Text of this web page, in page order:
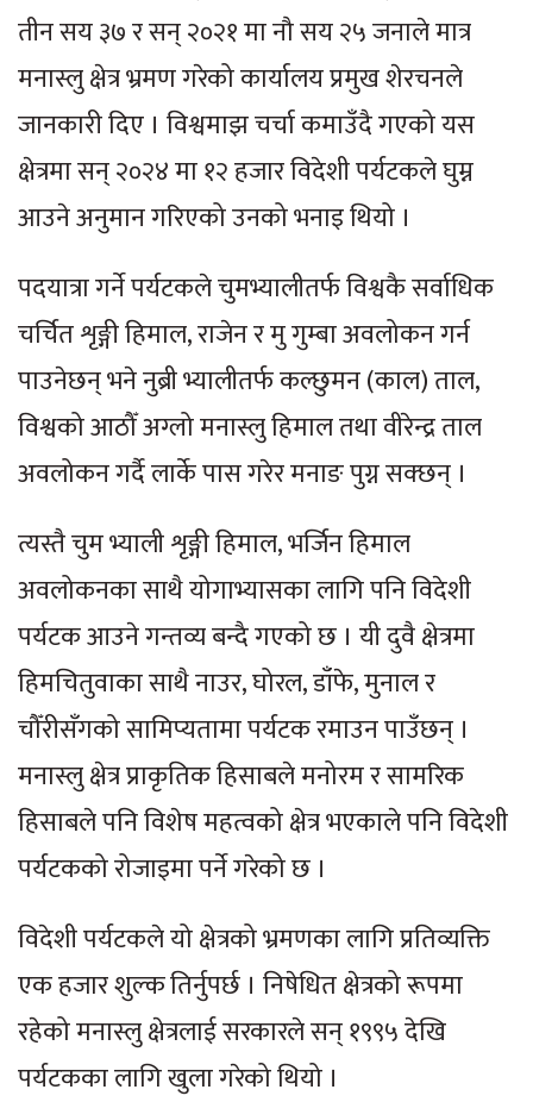
तीन सय ३७ र सन् २०२१ मा नौ सय २५ जनाले मात्र
मनास्लु क्षेत्र भ्रमण गरेको कार्यालय प्रमुख शेरचनले
जानकारी दिए । विश्वमाझ चर्चा कमाउँदै गएको यस
क्षेत्रमा सन् २०२४ मा १२ हजार विदेशी पर्यटकले घुम्न
आउने अनुमान गरिएको उनको भनाइ थियो ।
पदयात्रा गर्ने पर्यटकले चुमभ्यालीतर्फ विश्वकै सर्वाधिक
चर्चित शृङ्गी हिमाल, राजेन र मु गुम्बा अवलोकन गर्न
पाउनेछन् भने नुब्री भ्यालीतर्फ कल्छुमन (काल) ताल,
विश्वको आठौँ अग्लो मनास्लु हिमाल तथा वीरेन्द्र ताल
अवलोकन गर्दै लार्के पास गरेर मनाङ पुग्न सक्छन् ।
त्यस्तै चुम भ्याली शृङ्गी हिमाल, भर्जिन हिमाल
अवलोकनका साथै योगाभ्यासका लागि पनि विदेशी
पर्यटक आउने गन्तव्य बन्दै गएको छ । यी दुवै क्षेत्रमा
हिमचितुवाका साथै नाउर, घोरल, डाँफे, मुनाल र
चौँरीसँगको सामिप्यतामा पर्यटक रमाउन पाउँछन् ।
मनास्लु क्षेत्र प्राकृतिक हिसाबले मनोरम र सामरिक
हिसाबले पनि विशेष महत्वको क्षेत्र भएकाले पनि विदेशी
पर्यटकको रोजाइमा पर्ने गरेको छ ।
विदेशी पर्यटकले यो क्षेत्रको भ्रमणका लागि प्रतिव्यक्ति
एक हजार शुल्क तिर्नुपर्छ । निषेधित क्षेत्रको रूपमा
रहेको मनास्लु क्षेत्रलाई सरकारले सन् १९९५ देखि
पर्यटकका लागि खुला गरेको थियो ।